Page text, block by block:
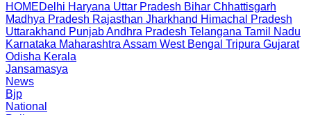
HOMEDelhi Haryana Uttar Pradesh Bihar Chhattisgarh
Madhya Pradesh Rajasthan Jharkhand Himachal Pradesh
Uttarakhand PunjabAndhra Pradesh Telangana Tamil Nadu
Karnataka Maharashtra Assam West Bengal Tripura Gujarat
Odisha Kerala
Jansamasya
News
Bjp
National